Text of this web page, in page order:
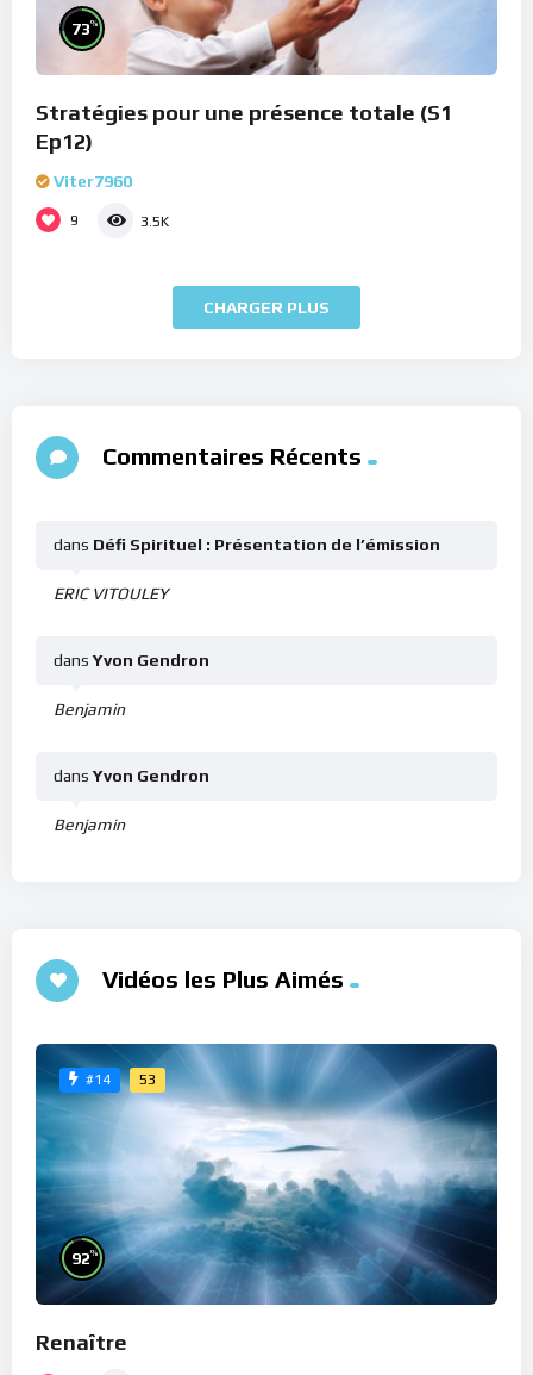
73%
Stratégies pour une présence totale (S1
Ep12)
Viter7960
9 3.5K
CHARGER PLUS
Commentaires Récents
ERIC VITOULEY
dans Défi Spirituel : Présentation de l’émission
Benjamin
dans Yvon Gendron
Benjamin
dans Yvon Gendron
Vidéos les Plus Aimés
#14 53
92%
Renaître